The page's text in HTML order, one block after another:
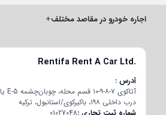
اجاره خودرو در مقاصد مختلف+
Rentifa Rent A Car Ltd.
آدرس
درب داخلی ۱۹۸، باکیرکوی/استانبول، ترکیه